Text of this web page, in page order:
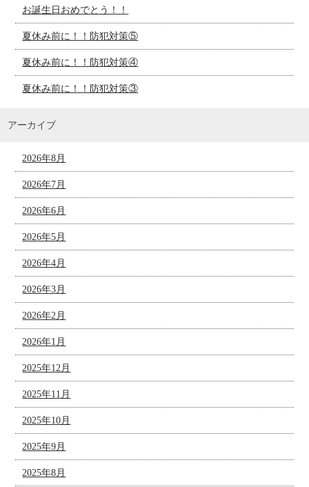
お誕生日おめでとう！！
夏休み前に！！防犯対策⑤
夏休み前に！！防犯対策④
夏休み前に！！防犯対策③
アーカイブ
2026年8月
2026年7月
2026年6月
2026年5月
2026年4月
2026年3月
2026年2月
2026年1月
2025年12月
2025年11月
2025年10月
2025年9月
2025年8月